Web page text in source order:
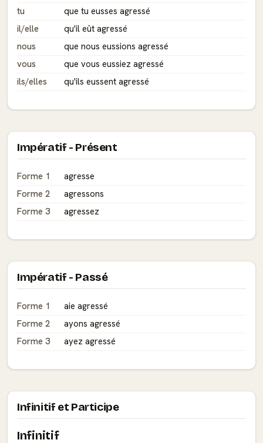
tu
que tu eusses agressé
il/elle
qu'il eût agressé
nous
que nous eussions agressé
vous
que vous eussiez agressé
ils/elles
qu'ils eussent agressé
Impératif - Présent
Forme 1
agresse
Forme 2
agressons
Forme 3
agressez
Impératif - Passé
Forme 1
aie agressé
Forme 2
ayons agressé
Forme 3
ayez agressé
Infinitif et Participe
Infinitif